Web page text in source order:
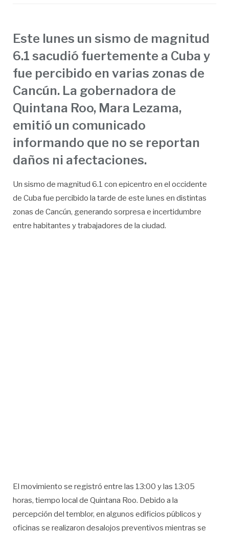
Este lunes un sismo de magnitud
6.1 sacudió fuertemente a Cuba y
fue percibido en varias zonas de
Cancún. La gobernadora de
Quintana Roo, Mara Lezama,
emitió un comunicado
informando que no se reportan
daños ni afectaciones.
Un sismo de magnitud 6.1 con epicentro en el occidente
de Cuba fue percibido la tarde de este lunes en distintas
zonas de Cancún, generando sorpresa e incertidumbre
entre habitantes y trabajadores de la ciudad.
El movimiento se registró entre las 13:00 y las 13:05
horas, tiempo local de Quintana Roo. Debido a la
percepción del temblor, en algunos edificios públicos y
oficinas se realizaron desalojos preventivos mientras se